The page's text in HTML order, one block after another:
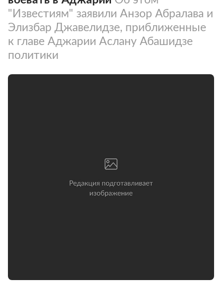
"Известиям" заявили Анзор Абралава и
Элизбар Джавелидзе, приближенные
к главе Аджарии Аслану Абашидзе
политики